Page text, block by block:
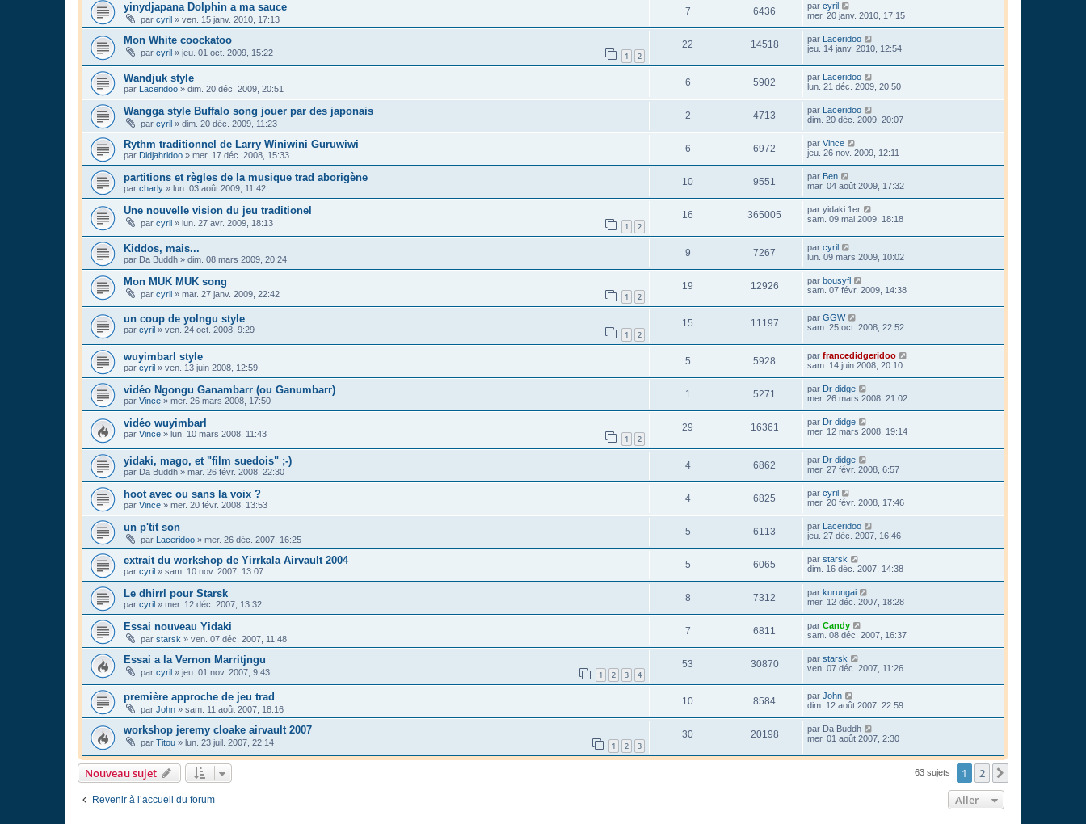
yinydjapana Dolphin a ma sauce
par cyril » ven. 15 janv. 2010, 17:13
7 6436 par cyril
mer. 20 janv. 2010, 17:15
Mon White coockatoo
par cyril » jeu. 01 oct. 2009, 15:22 1 2
22 14518 par Laceridoo
jeu. 14 janv. 2010, 12:54
Wandjuk style
par Laceridoo » dim. 20 déc. 2009, 20:51
6 5902 par Laceridoo
lun. 21 déc. 2009, 20:50
Wangga style Buffalo song jouer par des japonais
par cyril » dim. 20 déc. 2009, 11:23
2 4713 par Laceridoo
dim. 20 déc. 2009, 20:07
Rythm traditionnel de Larry Winiwini Guruwiwi
par Didjahridoo » mer. 17 déc. 2008, 15:33
6 6972 par Vince
jeu. 26 nov. 2009, 12:11
partitions et règles de la musique trad aborigène
par charly » lun. 03 août 2009, 11:42
10 9551 par Ben
mar. 04 août 2009, 17:32
Une nouvelle vision du jeu traditionel
par cyril » lun. 27 avr. 2009, 18:13 1 2
16 365005 par yidaki 1er
sam. 09 mai 2009, 18:18
Kiddos, mais...
par Da Buddh » dim. 08 mars 2009, 20:24
9 7267 par cyril
lun. 09 mars 2009, 10:02
Mon MUK MUK song
par cyril » mar. 27 janv. 2009, 22:42 1 2
19 12926 par bousyfl
sam. 07 févr. 2009, 14:38
un coup de yolngu style
par cyril » ven. 24 oct. 2008, 9:29 1 2
15 11197 par GGW
sam. 25 oct. 2008, 22:52
wuyimbarl style
par cyril » ven. 13 juin 2008, 12:59
5 5928 par francedidgeridoo
sam. 14 juin 2008, 20:10
vidéo Ngongu Ganambarr (ou Ganumbarr)
par Vince » mer. 26 mars 2008, 17:50
1 5271 par Dr didge
mer. 26 mars 2008, 21:02
vidéo wuyimbarl
par Vince » lun. 10 mars 2008, 11:43 1 2
29 16361 par Dr didge
mer. 12 mars 2008, 19:14
yidaki, mago, et "film suedois" ;-)
par Da Buddh » mar. 26 févr. 2008, 22:30
4 6862 par Dr didge
mer. 27 févr. 2008, 6:57
hoot avec ou sans la voix ?
par Vince » mer. 20 févr. 2008, 13:53
4 6825 par cyril
mer. 20 févr. 2008, 17:46
un p'tit son
par Laceridoo » mer. 26 déc. 2007, 16:25
5 6113 par Laceridoo
jeu. 27 déc. 2007, 16:46
extrait du workshop de Yirrkala Airvault 2004
par cyril » sam. 10 nov. 2007, 13:07
5 6065 par starsk
dim. 16 déc. 2007, 14:38
Le dhirrl pour Starsk
par cyril » mer. 12 déc. 2007, 13:32
8 7312 par kurungai
mer. 12 déc. 2007, 18:28
Essai nouveau Yidaki
par starsk » ven. 07 déc. 2007, 11:48
7 6811 par Candy
sam. 08 déc. 2007, 16:37
Essai a la Vernon Marritjngu
par cyril » jeu. 01 nov. 2007, 9:43 1 2 3 4
53 30870 par starsk
ven. 07 déc. 2007, 11:26
première approche de jeu trad
par John » sam. 11 août 2007, 18:16
10 8584 par John
dim. 12 août 2007, 22:59
workshop jeremy cloake airvault 2007
par Titou » lun. 23 juil. 2007, 22:14 1 2 3
30 20198 par Da Buddh
mer. 01 août 2007, 2:30
Nouveau sujet 63 sujets 1 2
Revenir à l’accueil du forum Aller